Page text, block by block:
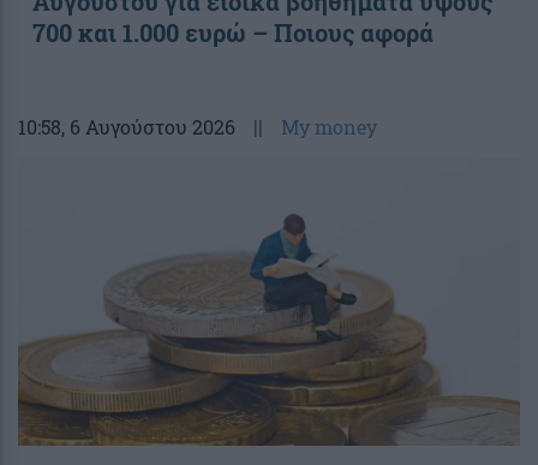
700 και 1.000 ευρώ – Ποιους αφορά
10:58, 6 Αυγούστου 2026 || My money